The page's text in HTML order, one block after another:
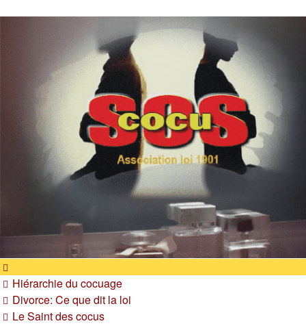
SOS cocu
SOS cocu est une association loi 1901 dont l'objet est le
soutien aux victimes d'adultère. Pouvoir parler, se confier,
recevoir un soutien moral pour traverser une situation
personnelle douloureuse
Hiérarchie du cocuage
Divorce: Ce que dit la loi
Le Saint des cocus